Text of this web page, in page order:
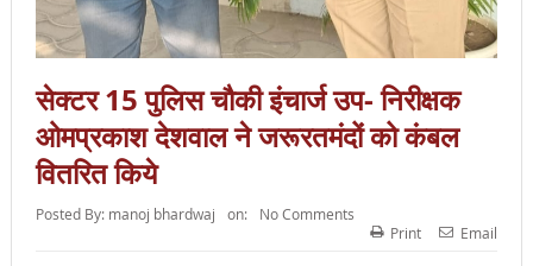
सेक्टर 15 पुलिस चौकी इंचार्ज उप- निरीक्षक
ओमप्रकाश देशवाल ने जरूरतमंदों को कंबल
वितरित किये
Posted By: manoj bhardwaj on:
No Comments
Print
Email